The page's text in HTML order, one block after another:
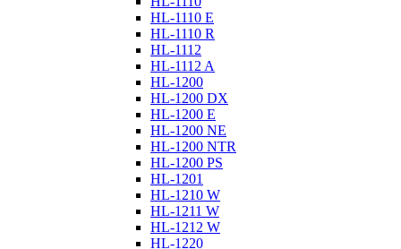
HL-1110 E
HL-1110 R
HL-1112
HL-1112 A
HL-1200
HL-1200 DX
HL-1200 E
HL-1200 NE
HL-1200 NTR
HL-1200 PS
HL-1201
HL-1210 W
HL-1211 W
HL-1212 W
HL-1220